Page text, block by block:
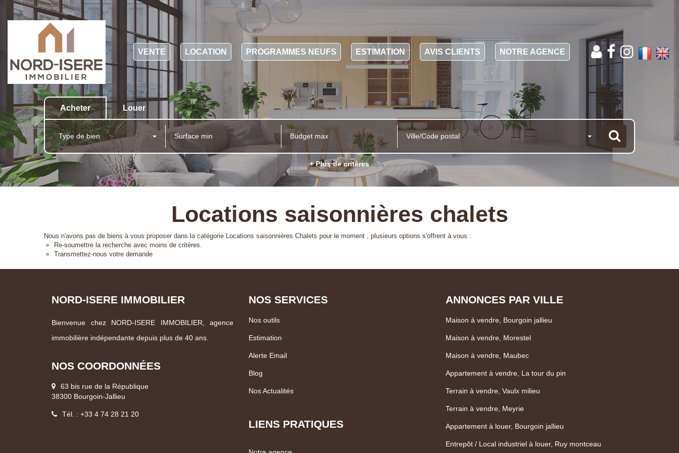
VENTE LOCATION PROGRAMMES NEUFS ESTIMATION AVIS CLIENTS NOTRE AGENCE
Acheter Louer
Type de bien Ville/Code postal
+ Plus de critères
Locations saisonnières chalets
Nous n'avons pas de biens à vous proposer dans la catégorie Locations saisonnières Chalets pour le moment , plusieurs options s'offrent à vous :
Re-soumettre la recherche avec moins de critères.
Transmettez-nous votre demande
NORD-ISERE IMMOBILIER
Bienvenue chez NORD-ISERE IMMOBILIER, agence
immobilière indépendante depuis plus de 40 ans.
NOS COORDONNÉES
63 bis rue de la République
38300 Bourgoin-Jallieu
Tél. : +33 4 74 28 21 20
NOS SERVICES
Nos outils
Estimation
Alerte Email
Blog
Nos Actualités
LIENS PRATIQUES
ANNONCES PAR VILLE
Maison à vendre, Bourgoin jallieu
Maison à vendre, Morestel
Maison à vendre, Maubec
Appartement à vendre, La tour du pin
Terrain à vendre, Vaulx milieu
Terrain à vendre, Meyrie
Appartement à louer, Bourgoin jallieu
Entrepôt / Local industriel à louer, Ruy montceau